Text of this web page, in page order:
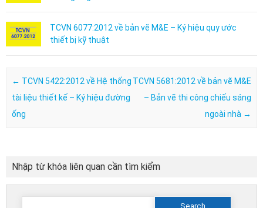
TCVN 6077:2012 về bản vẽ M&E – Ký hiệu quy ước
thiết bị kỹ thuật
Post navigation
← TCVN 5422:2012 về Hệ thống
tài liệu thiết kế – Ký hiệu đường
ống
TCVN 5681:2012 về bản vẽ M&E
– Bản vẽ thi công chiếu sáng
ngoài nhà →
Nhập từ khóa liên quan cần tìm kiểm
Search